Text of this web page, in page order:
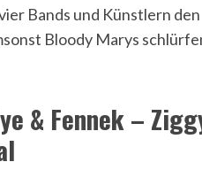
Bands und Künstlern den
Bloody Marys
& Fennek –